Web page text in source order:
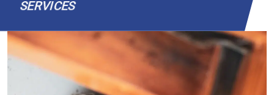
SERVICES